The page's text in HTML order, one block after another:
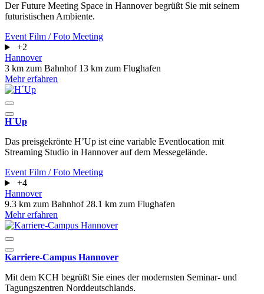
Der Future Meeting Space in Hannover begrüßt Sie mit seinem
futuristischen Ambiente.
Event Film / Foto Meeting
+2
Hannover
3 km zum Bahnhof 13 km zum Flughafen
Mehr erfahren
H´Up
Das preisgekrönte H’Up ist eine variable Eventlocation mit
Streaming Studio in Hannover auf dem Messegelände.
Event Film / Foto Meeting
+4
Hannover
9.3 km zum Bahnhof 28.1 km zum Flughafen
Mehr erfahren
Karriere-Campus Hannover
Mit dem KCH begrüßt Sie eines der modernsten Seminar- und
Tagungszentren Norddeutschlands.